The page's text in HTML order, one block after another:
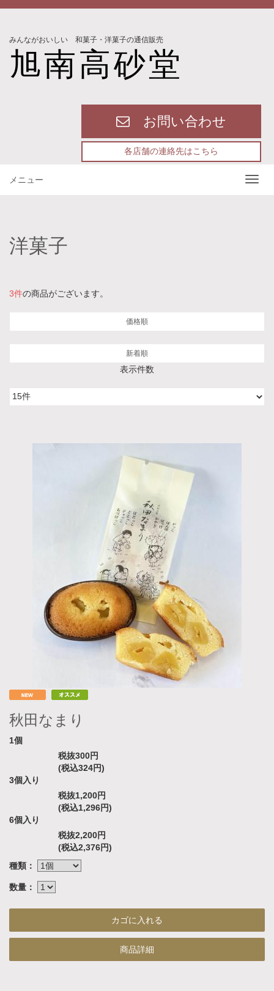
みんながおいしい 和菓子・洋菓子の通信販売
旭南高砂堂
お問い合わせ
各店舗の連絡先はこちら
メニュー
洋菓子
3件の商品がございます。
価格順
新着順
表示件数
秋田なまり
1個
税抜300円
(税込324円)
3個入り
税抜1,200円
(税込1,296円)
6個入り
税抜2,200円
(税込2,376円)
種類：
数量：
商品詳細